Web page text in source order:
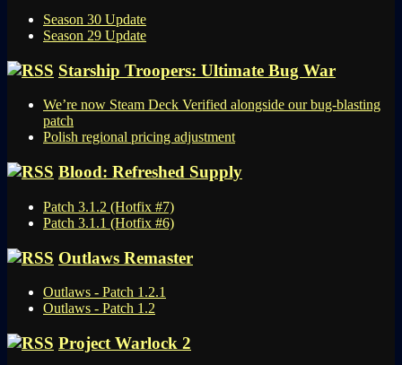
Season 30 Update
Season 29 Update
Starship Troopers: Ultimate Bug War
We’re now Steam Deck Verified alongside our bug-blasting
patch
Polish regional pricing adjustment
Blood: Refreshed Supply
Patch 3.1.2 (Hotfix #7)
Patch 3.1.1 (Hotfix #6)
Outlaws Remaster
Outlaws - Patch 1.2.1
Outlaws - Patch 1.2
Project Warlock 2